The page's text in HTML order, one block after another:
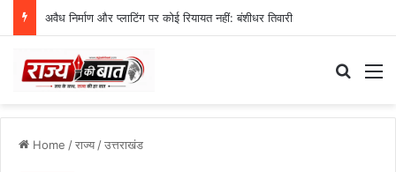
अवैध निर्माण और प्लाटिंग पर कोई रियायत नहीं: बंशीधर तिवारी
Home /राज्य/उत्तराखंड